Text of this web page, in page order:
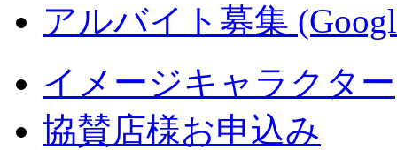
アルバイト募集
イメージキャラクター
協賛店様お申込み